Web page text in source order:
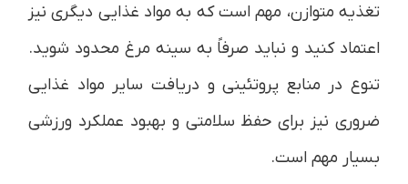
تغذیه متوازن، مهم است که به مواد غذایی دیگری نیز
اعتماد کنید و نباید صرفاً به سینه مرغ محدود شوید.
تنوع در منابع پروتئینی و دریافت سایر مواد غذایی
ضروری نیز برای حفظ سلامتی و بهبود عملکرد ورزشی
بسیار مهم است.